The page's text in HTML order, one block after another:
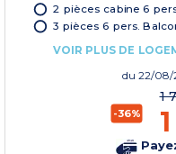
2 pièces cabine 6
3 pièces 6 pers.
VOIR PLUS DE
du 22/08/
-36%
1